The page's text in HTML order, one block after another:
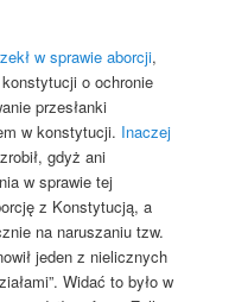
w sprawie aborcji,
o ochronie
przesłanki
w konstytucji. Inaczej
gdyż ani
w sprawie tej
z Konstytucją, a
na naruszaniu tzw.
jeden z nielicznych
Widać to było w